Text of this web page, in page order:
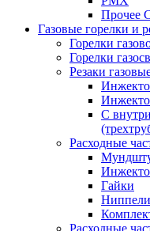
Прочее
Газовые горелки и
Горелки
Горелки
Резаки
С
Расходные
Гайки
Ниппели
Расходные